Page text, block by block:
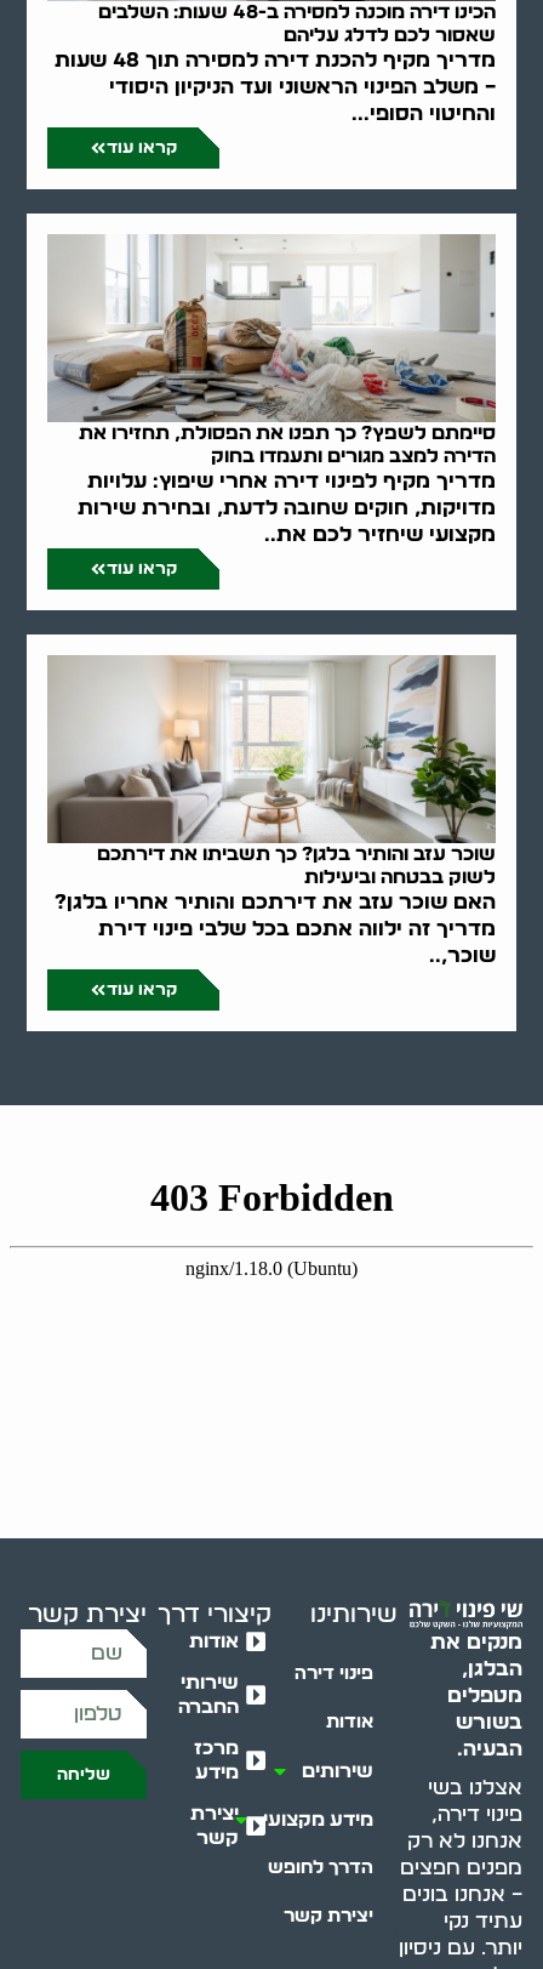
הכינו דירה מוכנה למסירה ב-48 שעות: השלבים
שאסור לכם לדלג עליהם
מדריך מקיף להכנת דירה למסירה תוך 48 שעות
– משלב הפינוי הראשוני ועד הניקיון היסודי
והחיטוי הסופי...
קראו עוד
סיימתם לשפץ? כך תפנו את הפסולת, תחזירו את
הדירה למצב מגורים ותעמדו בחוק
מדריך מקיף לפינוי דירה אחרי שיפוץ: עלויות
מדויקות, חוקים שחובה לדעת, ובחירת שירות
מקצועי שיחזיר לכם את..
קראו עוד
שוכר עזב והותיר בלגן? כך תשביתו את דירתכם
לשוק בבטחה וביעילות
האם שוכר עזב את דירתכם והותיר אחריו בלגן?
מדריך זה ילווה אתכם בכל שלבי פינוי דירת
שוכר,..
קראו עוד
מנקים את
הבלגן,
מטפלים
בשורש
הבעיה.
אצלנו בשי
פינוי דירה,
אנחנו לא רק
מפנים חפצים
– אנחנו בונים
עתיד נקי
יותר. עם ניסיון
שירותינו
פינוי דירה
אודות
שירותים
מידע מקצועי
הדרך לחופש
יצירת קשר
קיצורי דרך
אודות
שירותי
החברה
מרכז
מידע
יצירת
קשר
יצירת קשר
שליחה